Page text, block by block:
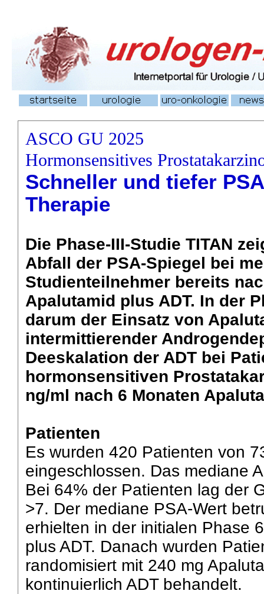
ASCO GU 2025
Hormonsensitives
Schneller und tiefer
Therapie
Die Phase-III-Studie TITAN
Abfall der PSA-Spiegel bei
Studienteilnehmer bereits
Apalutamid plus ADT. In der
darum der Einsatz von
intermittierender
Deeskalation der ADT bei
hormonsensitiven
ng/ml nach 6 Monaten
Patienten
Es wurden 420 Patienten von
eingeschlossen. Das mediane
Bei 64% der Patienten lag der
>7. Der mediane PSA-Wert
erhielten in der initialen Phase
plus ADT. Danach wurden
randomisiert mit 240 mg
kontinuierlich ADT behandelt.